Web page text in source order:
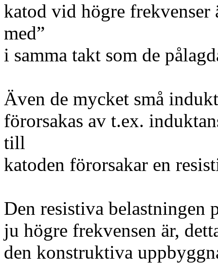
katod vid högre
med”
i samma takt som de
Även de mycket små
förorsakas av t.ex.
till
katoden förorsakar en
Den resistiva belastningen
ju högre frekvensen är,
den konstruktiva